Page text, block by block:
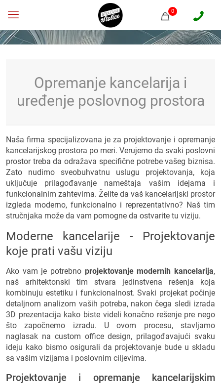
0
Opremanje kancelarija i
uređenje poslovnog prostora
Naša firma specijalizovana je za projektovanje i opremanje
kancelarijskog prostora po meri. Verujemo da svaki poslovni
prostor treba da odražava specifične potrebe vašeg biznisa.
Zato nudimo sveobuhvatnu uslugu projektovanja, koja
uključuje prilagođavanje nameštaja vašim idejama i
funkcionalnim zahtevima. Želite da vaš kancelarijski prostor
izgleda moderno, funkcionalno i reprezentativno? Naš tim
stručnjaka može da vam pomogne da ostvarite tu viziju.
Moderne kancelarije - Projektovanje
koje prati vašu viziju
Ako vam je potrebno projektovanje modernih kancelarija,
naš arhitektonski tim stvara jedinstvena rešenja koja
kombinuju estetiku i funkcionalnost. Svaki projekat počinje
detaljnom analizom vaših potreba, nakon čega sledi izrada
3D prezentacija kako biste videli konačno rešenje pre nego
što započnemo izradu. U ovom procesu, stavljamo
naglasak na custom office design, prilagođavajući svaku
ideju kako bismo osigurali da projektovanje bude u skladu
sa vašim vizijama i poslovnim ciljevima.
Projektovanje i opremanje kancelarijskim